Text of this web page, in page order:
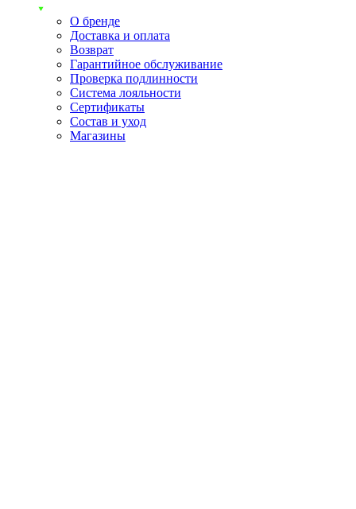
О бренде
Доставка и оплата
Возврат
Гарантийное обслуживание
Проверка подлинности
Система лояльности
Сертификаты
Состав и уход
Магазины